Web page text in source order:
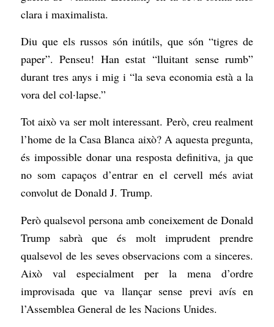
clara i maximalista.
Diu que els russos són inútils, que són “tigres de
paper”. Penseu! Han estat “lluitant sense rumb”
durant tres anys i mig i “la seva economia està a la
vora del col·lapse.”
Tot això va ser molt interessant. Però, creu realment
l’home de la Casa Blanca això? A aquesta pregunta,
és impossible donar una resposta definitiva, ja que
no som capaços d’entrar en el cervell més aviat
convolut de Donald J. Trump.
Però qualsevol persona amb coneixement de Donald
Trump sabrà que és molt imprudent prendre
qualsevol de les seves observacions com a sinceres.
Això val especialment per la mena d’ordre
improvisada que va llançar sense previ avís en
l’Assemblea General de les Nacions Unides.